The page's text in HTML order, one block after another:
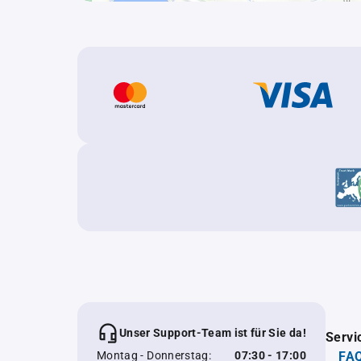
Unser Support-Team ist für Sie da!
Montag - Donnerstag:
07:30 - 17:00